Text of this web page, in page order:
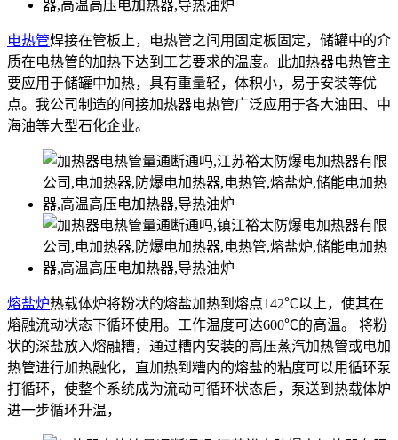
电热管焊接在管板上，电热管之间用固定板固定，储罐中的介
质在电热管的加热下达到工艺要求的温度。此加热器电热管主
要应用于储罐中加热，具有重量轻，体积小，易于安装等优
点。我公司制造的间接加热器电热管广泛应用于各大油田、中
海油等大型石化企业。
熔盐炉热载体炉将粉状的熔盐加热到熔点142℃以上，使其在
熔融流动状态下循环使用。工作温度可达600℃的高温。 将粉
状的深盐放入熔融糟，通过糟内安装的高压蒸汽加热管或电加
热管进行加热融化，直加热到糟内的熔盐的粘度可以用循环泵
打循环，使整个系统成为流动可循环状态后，泵送到热载体炉
进一步循环升温，